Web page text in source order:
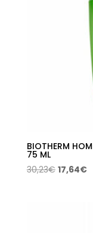
BIOTHERM
75 ML
30,23€ El
17,64€El